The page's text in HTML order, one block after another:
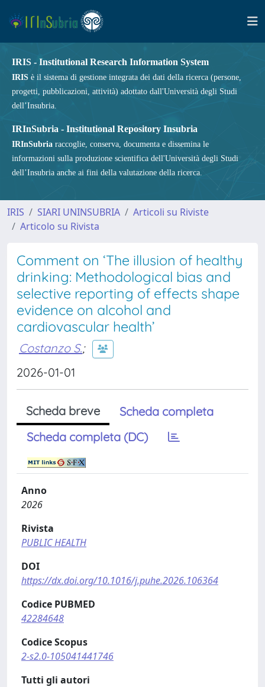
IRIS - Institutional Research Information System
IRIS è il sistema di gestione integrata dei dati della ricerca (persone,
progetti, pubblicazioni, attività) adottato dall'Università degli Studi
dell’Insubria.
IRInSubria - Institutional Repository Insubria
IRInSubria raccoglie, conserva, documenta e dissemina le
informazioni sulla produzione scientifica dell'Università degli Studi
dell’Insubria anche ai fini della valutazione della ricerca.
IRIS SIARI UNINSUBRIA
Articoli su Riviste
Articolo su Rivista
Comment on ‘The illusion of healthy
drinking: Methodological bias and
selective reporting of effects shape
evidence on alcohol and
cardiovascular health’
Costanzo S.;
2026-01-01
Scheda breve
Scheda completa
Scheda completa (DC)
Anno
2026
Rivista
PUBLIC HEALTH
DOI
https://dx.doi.org/10.1016/j.puhe.2026.106364
Codice PUBMED
42284648
Codice Scopus
2-s2.0-105041441746
Tutti gli autori